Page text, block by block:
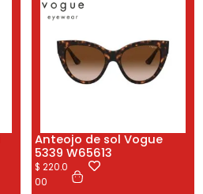
Anteojo de sol Vogue
5339 W65613
$ 220.0
00